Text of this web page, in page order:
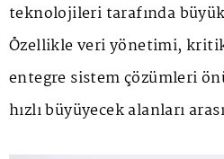
teknolojileri tarafında
Özellikle veri yönetimi,
entegre sistem çözümleri
hızlı büyüyecek alanları